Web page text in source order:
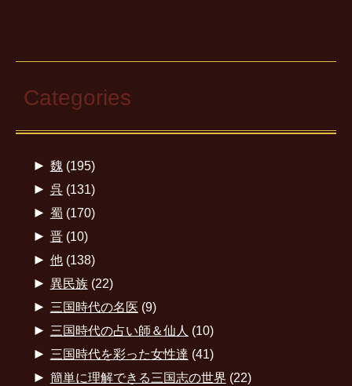
Categories
► 魏 (195)
► 呉(131)
► 蜀 (170)
► 晋(10)
► 他(138)
► 異民族(22)
► 三国時代の名医 (9)
► 三国時代の占い師＆仙人 (10)
► 三国時代を彩った女性達 (41)
► 簡単に理解できる三国志の世界 (22)